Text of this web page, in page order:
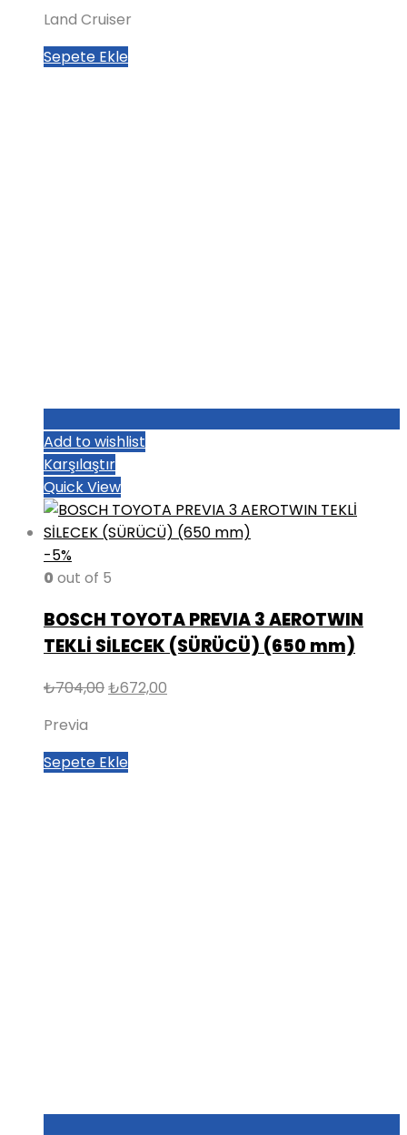
₺704,00.
Land Cruiser
Sepete Ekle
Add to wishlist
Karşılaştır
Quick View
-5%
0 out of 5
BOSCH TOYOTA PREVIA 3 AEROTWIN
TEKLİ SİLECEK (SÜRÜCÜ) (650 mm)
₺704,00Orijinal
₺672,00
Previa
Sepete Ekle